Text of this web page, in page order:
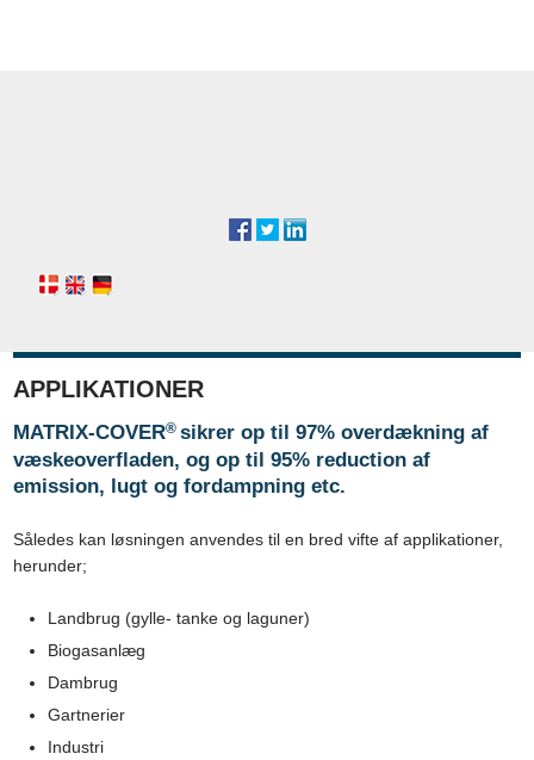
APPLIKATIONER
MATRIX-COVER® sikrer op til 97% overdækning af
væskeoverfladen, og op til 95% reduction af
emission, lugt og fordampning etc.
Således kan løsningen anvendes til en bred vifte af applikationer,
herunder;
​Landbrug (gylle- tanke og laguner)
​Biogasanlæg
​Dambrug
​Gartnerier
​Industri